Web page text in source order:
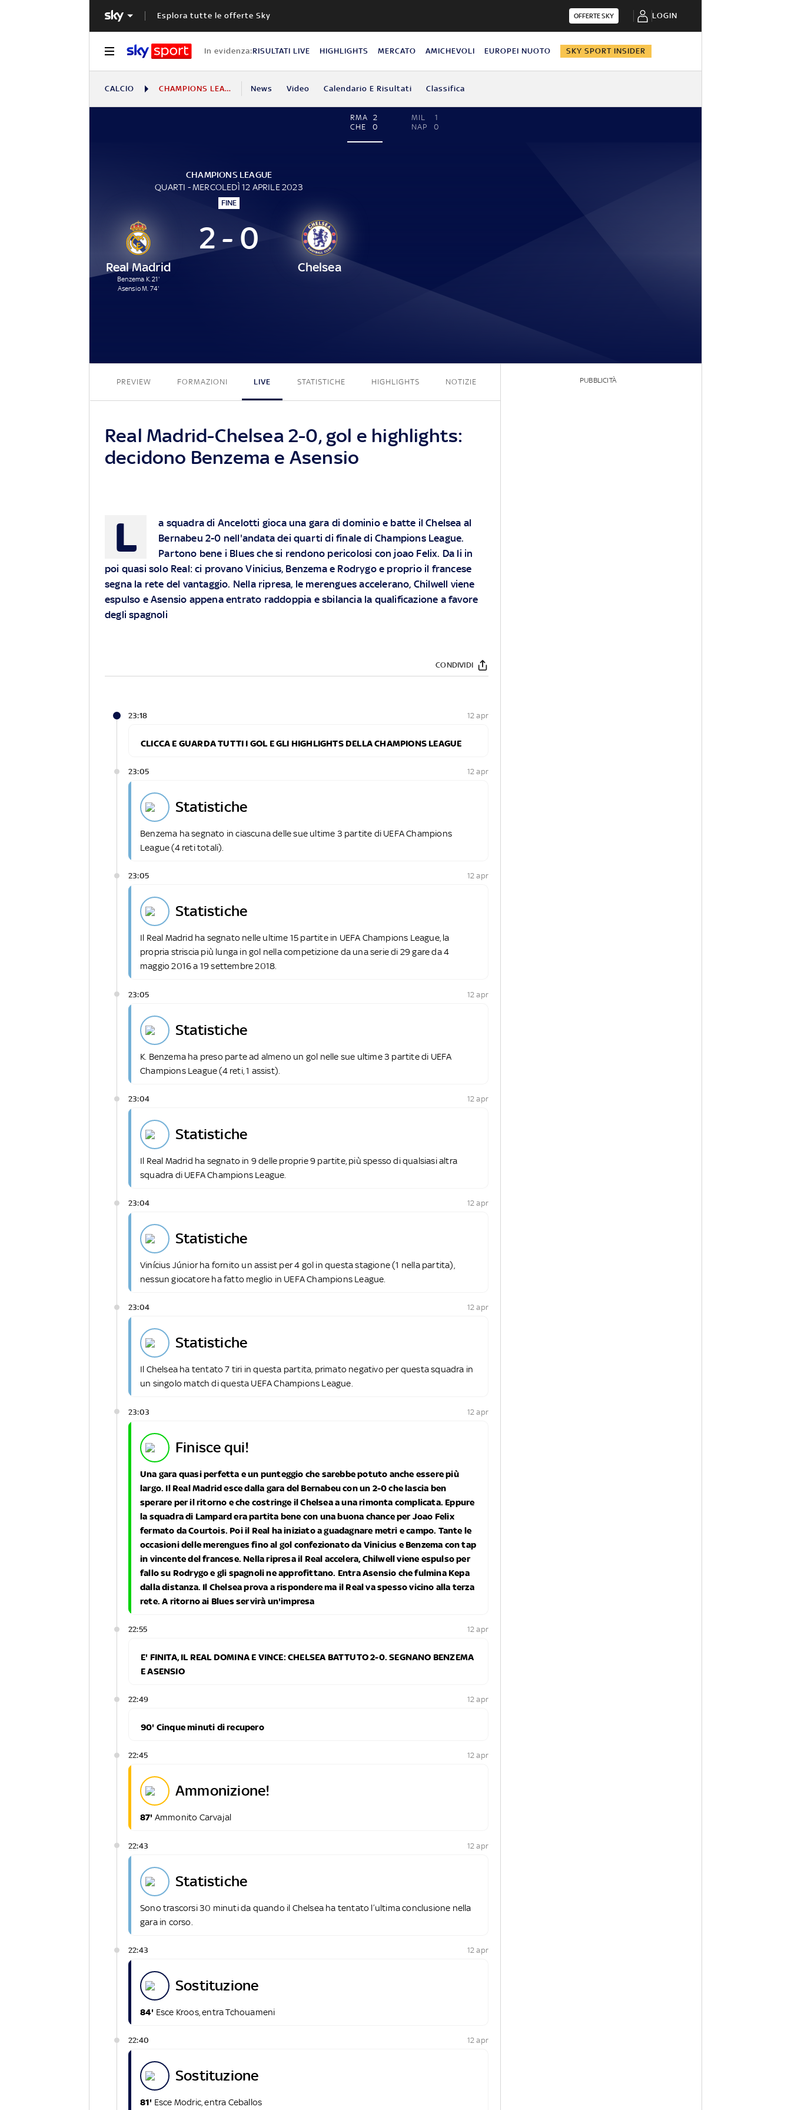
Esplora tutte le offerte Sky OFFERTE SKY LOGIN
In evidenza:RISULTATI LIVE HIGHLIGHTS MERCATO AMICHEVOLI EUROPEI NUOTO SKY SPORT INSIDER
CALCIO CHAMPIONS LEAGUE News Video Calendario E Risultati Classifica
RMA
2
CHE
0
MIL
1
NAP
0
CHAMPIONS LEAGUE
QUARTI - MERCOLEDÌ 12 APRILE 2023
FINE
Real Madrid
Benzema K. 21'
Asensio M. 74'
2 - 0
Chelsea
PREVIEW FORMAZIONI LIVE STATISTICHE HIGHLIGHTS NOTIZIE
Real Madrid-Chelsea 2-0, gol e highlights:
decidono Benzema e Asensio
L
a squadra di Ancelotti gioca una gara di dominio e batte il Chelsea al
Bernabeu 2-0 nell'andata dei quarti di finale di Champions League.
Partono bene i Blues che si rendono pericolosi con joao Felix. Da li in
poi quasi solo Real: ci provano Vinicius, Benzema e Rodrygo e proprio il francese
segna la rete del vantaggio. Nella ripresa, le merengues accelerano, Chilwell viene
espulso e Asensio appena entrato raddoppia e sbilancia la qualificazione a favore
degli spagnoli
CONDIVIDI
23:18 12 apr
CLICCA E GUARDA TUTTI I GOL E GLI HIGHLIGHTS DELLA CHAMPIONS LEAGUE
23:05 12 apr
statistiche
Benzema ha segnato in ciascuna delle sue ultime 3 partite di UEFA Champions
League (4 reti totali).
23:05 12 apr
statistiche
Il Real Madrid ha segnato nelle ultime 15 partite in UEFA Champions League, la
propria striscia più lunga in gol nella competizione da una serie di 29 gare da 4
maggio 2016 a 19 settembre 2018.
23:05 12 apr
statistiche
K. Benzema ha preso parte ad almeno un gol nelle sue ultime 3 partite di UEFA
Champions League (4 reti, 1 assist).
23:04 12 apr
statistiche
Il Real Madrid ha segnato in 9 delle proprie 9 partite, più spesso di qualsiasi altra
squadra di UEFA Champions League.
23:04 12 apr
statistiche
Vinícius Júnior ha fornito un assist per 4 gol in questa stagione (1 nella partita),
nessun giocatore ha fatto meglio in UEFA Champions League.
23:04 12 apr
statistiche
Il Chelsea ha tentato 7 tiri in questa partita, primato negativo per questa squadra in
un singolo match di questa UEFA Champions League.
23:03 12 apr
finisce qui!
Una gara quasi perfetta e un punteggio che sarebbe potuto anche essere più
largo. Il Real Madrid esce dalla gara del Bernabeu con un 2-0 che lascia ben
sperare per il ritorno e che costringe il Chelsea a una rimonta complicata. Eppure
la squadra di Lampard era partita bene con una buona chance per Joao Felix
fermato da Courtois. Poi il Real ha iniziato a guadagnare metri e campo. Tante le
occasioni delle merengues fino al gol confezionato da Vinicius e Benzema con tap
in vincente del francese. Nella ripresa il Real accelera, Chilwell viene espulso per
fallo su Rodrygo e gli spagnoli ne approfittano. Entra Asensio che fulmina Kepa
dalla distanza. Il Chelsea prova a rispondere ma il Real va spesso vicino alla terza
rete. A ritorno ai Blues servirà un'impresa
22:55 12 apr
E' FINITA, IL REAL DOMINA E VINCE: CHELSEA BATTUTO 2-0. SEGNANO BENZEMA
E ASENSIO
22:49 12 apr
90' Cinque minuti di recupero
22:45 12 apr
ammonizione!
87' Ammonito Carvajal
22:43 12 apr
statistiche
Sono trascorsi 30 minuti da quando il Chelsea ha tentato l’ultima conclusione nella
gara in corso.
22:43 12 apr
sostituzione
84' Esce Kroos, entra Tchouameni
22:40 12 apr
sostituzione
81' Esce Modric, entra Ceballos
PUBBLICITÀ